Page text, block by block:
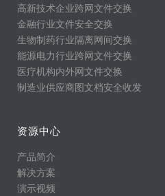
高新技术企业跨网文件交换
金融行业文件安全交换
生物制药行业隔离网间交换
能源电力行业跨网文件交换
医疗机构内外网文件交换
制造业供应商图文档安全收发
资源中心
产品简介
解决方案
演示视频